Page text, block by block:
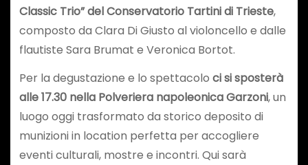
Classic Trio” del Conservatorio Tartini di Trieste,
composto da Clara Di Giusto al violoncello e dalle
flautiste Sara Brumat e Veronica Bortot.
Per la degustazione e lo spettacolo ci si sposterà
alle 17.30 nella Polveriera napoleonica Garzoni, un
luogo oggi trasformato da storico deposito di
munizioni in location perfetta per accogliere
eventi culturali, mostre e incontri. Qui sarà